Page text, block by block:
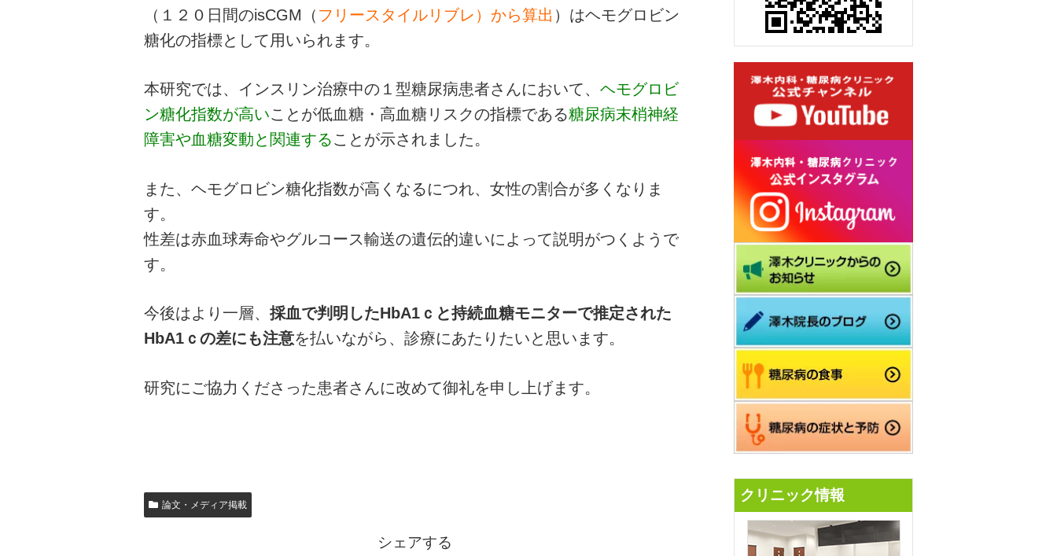
（１２０日間のisCGM（ フリースタイルリブレ）から算出 ）はヘモグロビン
糖化の指標として用いられます。
本研究では、インスリン治療中の１型糖尿病患者さんにおいて、 ヘモグロビ
ン糖化指数が高いことが低血糖・高血糖リスクの指標である糖尿病末梢神経
障害や血糖変動と関連することが示されました。
また、ヘモグロビン糖化指数が高くなるにつれ、女性の割合が多くなりま
す。
性差は赤血球寿命やグルコース輸送の遺伝的違いによって説明がつくようで
す。
今後はより一層、 採血で判明したHbA1ｃと持続血糖モニターで推定された
HbA1ｃの差にも注意を払いながら、診療にあたりたいと思います。
研究にご協力くださった患者さんに改めて御礼を申し上げます。
論文・メディア掲載
シェアする
クリニック情報